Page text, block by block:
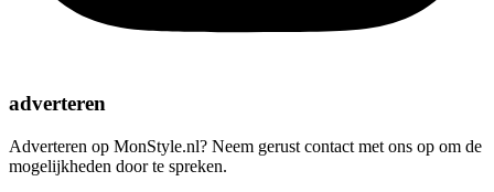
adverteren
Adverteren op MonStyle.nl? Neem gerust contact met ons op om de
mogelijkheden door te spreken.